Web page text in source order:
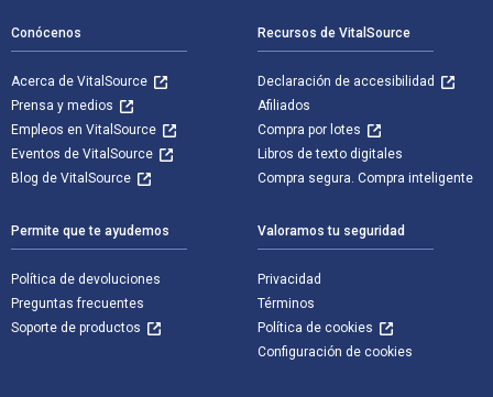
Conócenos
Acerca de VitalSource
Prensa y medios
Empleos en VitalSource
Eventos de VitalSource
Blog de VitalSource
Recursos de VitalSource
Declaración de accesibilidad
Afiliados
Compra por lotes
Libros de texto digitales
Compra segura. Compra inteligente
Permite que te ayudemos
Política de devoluciones
Preguntas frecuentes
Soporte de productos
Valoramos tu seguridad
Privacidad
Términos
Política de cookies
Configuración de cookies